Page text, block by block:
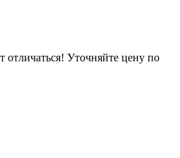
Уточняйте цену по